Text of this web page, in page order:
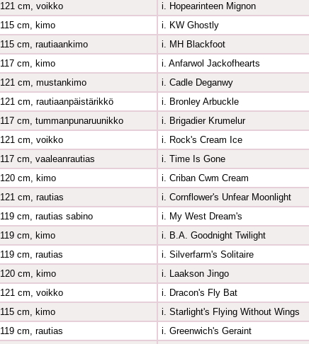
121 cm, voikko i. Hopearinteen Mignon
115 cm, kimo i. KW Ghostly
115 cm, rautiaankimo i. MH Blackfoot
117 cm, kimo i. Anfarwol Jackofhearts
121 cm, mustankimo i. Cadle Deganwy
121 cm, rautiaanpäistärikkö i. Bronley Arbuckle
117 cm, tummanpunaruunikko i. Brigadier Krumelur
121 cm, voikko i. Rock's Cream Ice
117 cm, vaaleanrautias i. Time Is Gone
120 cm, kimo i. Criban Cwm Cream
121 cm, rautias i. Cornflower's Unfear Moonlight
119 cm, rautias sabino i. My West Dream's
119 cm, kimo i. B.A. Goodnight Twilight
119 cm, rautias i. Silverfarm's Solitaire
120 cm, kimo i. Laakson Jingo
121 cm, voikko i. Dracon's Fly Bat
115 cm, kimo i. Starlight's Flying Without Wings
119 cm, rautias i. Greenwich's Geraint